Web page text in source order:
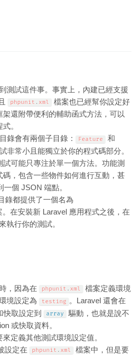
測試這件事。事實上，內建已經支援
phpunit . xml
檔案也已經幫你設定好
還附帶便利的輔助函式方法，可以
。
目錄會有兩個子目錄： Feature 和
非常小且能獨立於你的程式碼部分。
可能只專注於單一個方法。功能測
，包含一些物件如何進行互動，甚
個 JSON 端點。
錄都提供了一個名為
。在安裝新 Laravel 應用程式之後，在
來執行你的測試。
，因為在 phpunit . xml
檔案定義環境
境設定為
testing 。Laravel 還會在
快取設定到
array
驅動，也就是說不
或快取資料。
定義其他測試環境設定值。
設定在 phpunit . xml
檔案中，但是要